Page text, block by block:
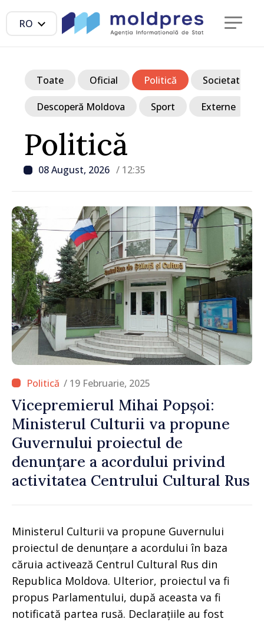
RO
Politică
08 August, 2026 / 12:35
Toate Oficial Politică Societate
Descoperă Moldova Sport Externe
/ 19 Februarie, 2025
Vicepremierul Mihai Popșoi:
Ministerul Culturii va propune
Guvernului proiectul de
denunțare a acordului privind
activitatea Centrului Cultural Rus
Ministerul Culturii va propune Guvernului
proiectul de denunțare a acordului în baza
căruia activează Centrul Cultural Rus din
Republica Moldova. Ulterior, proiectul va fi
propus Parlamentului, după aceasta va fi
notificată partea rusă. Declarațiile au fost